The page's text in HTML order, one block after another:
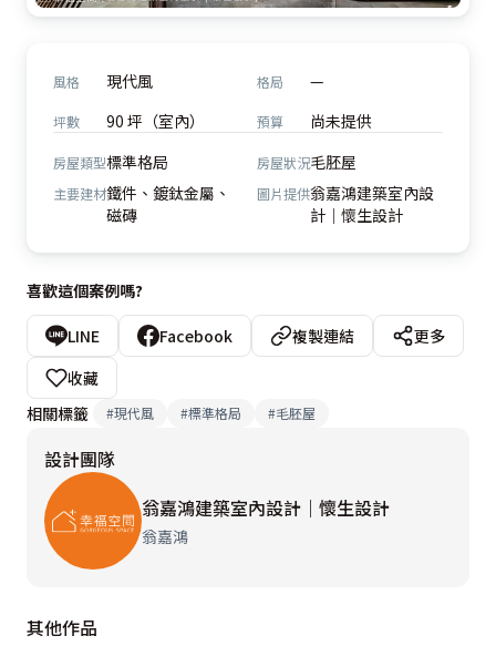
風格 現代風 格局 —
坪數 90 坪（室內） 預算 尚未提供
房屋類型標準格局 房屋狀況毛胚屋
主要建材鐵件、鍍鈦金屬、
磁磚
圖片提供翁嘉鴻建築室內設
計｜懷生設計
喜歡這個案例嗎?
LINE Facebook 複製連結
更多
收藏
相關標籤
#現代風 #標準格局 #毛胚屋
設計團隊
翁嘉鴻建築室內設計｜懷生設計
翁嘉鴻
其他作品